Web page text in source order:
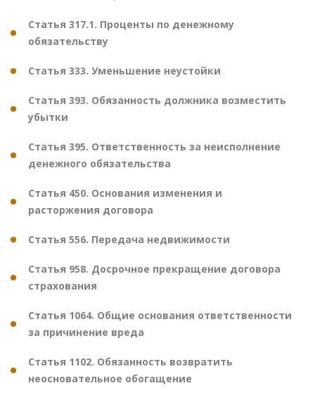
Статья 317.1. Проценты по денежному
обязательству
Статья 333. Уменьшение неустойки
Статья 393. Обязанность должника возместить
убытки
Статья 395. Ответственность за неисполнение
денежного обязательства
Статья 450. Основания изменения и
расторжения договора
Статья 556. Передача недвижимости
Статья 958. Досрочное прекращение договора
страхования
Статья 1064. Общие основания ответственности
за причинение вреда
Статья 1102. Обязанность возвратить
неосновательное обогащение